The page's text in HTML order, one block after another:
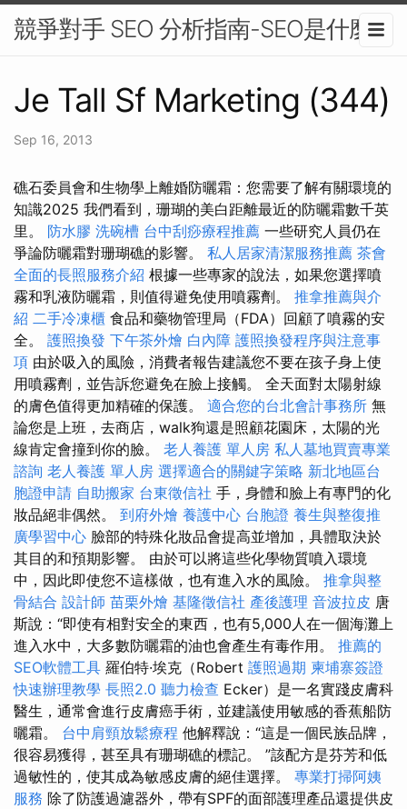
競爭對手 SEO 分析指南-SEO是什麼
Je Tall Sf Marketing (344)
Sep 16, 2013
礁石委員會和生物學上離婚防曬霜：您需要了解有關環境的
知識2025 我們看到，珊瑚的美白距離最近的防曬霜數千英
里。 防水膠 洗碗槽 台中刮痧療程推薦 一些研究人員仍在
爭論防曬霜對珊瑚礁的影響。 私人居家清潔服務推薦 茶會
全面的長照服務介紹 根據一些專家的說法，如果您選擇噴
霧和乳液防曬霜，則值得避免使用噴霧劑。 推拿推薦與介
紹 二手冷凍櫃 食品和藥物管理局（FDA）回顧了噴霧的安
全。 護照換發 下午茶外燴 白內障 護照換發程序與注意事
項 由於吸入的風險，消費者報告建議您不要在孩子身上使
用噴霧劑，並告訴您避免在臉上接觸。 全天面對太陽射線
的膚色值得更加精確的保護。 適合您的台北會計事務所 無
論您是上班，去商店，walk狗還是照顧花園床，太陽的光
線肯定會撞到你的臉。 老人養護 單人房 私人墓地買賣專業
諮詢 老人養護 單人房 選擇適合的關鍵字策略 新北地區台
胞證申請 自助搬家 台東徵信社 手，身體和臉上有專門的化
妝品絕非偶然。 到府外燴 養護中心 台胞證 養生與整復推
廣學習中心 臉部的特殊化妝品會提高並增加，具體取決於
其目的和預期影響。 由於可以將這些化學物質噴入環境
中，因此即使您不這樣做，也有進入水的風險。 推拿與整
骨結合 設計師 苗栗外燴 基隆徵信社 產後護理 音波拉皮 唐
斯說：“即使有相對安全的東西，也有5,000人在一個海灘上
進入水中，大多數防曬霜的油也會產生有毒作用。 推薦的
SEO軟體工具 羅伯特·埃克（Robert 護照過期 柬埔寨簽證
快速辦理教學 長照2.0 聽力檢查 Ecker）是一名實踐皮膚科
醫生，通常會進行皮膚癌手術，並建議使用敏感的香蕉船防
曬霜。 台中肩頸放鬆療程 他解釋說：“這是一個民族品牌，
很容易獲得，甚至具有珊瑚礁的標記。 ”該配方是芬芳和低
過敏性的，使其成為敏感皮膚的絕佳選擇。 專業打掃阿姨
服務 除了防護過濾器外，帶有SPF的面部護理產品還提供皮